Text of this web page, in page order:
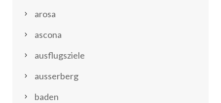
arosa
ascona
ausflugsziele
ausserberg
baden